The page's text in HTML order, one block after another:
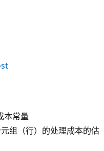
本常量
组（行）的处理成本的估